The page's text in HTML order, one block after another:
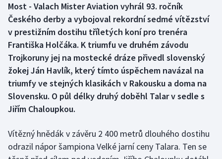
Boby a skeleton
Box
Curling
Dostihy
Florbal
Futsal
Golf
AZ kvíz
Most - Valach Mister Aviation vyhrál 93. ročník
Českého derby a vybojoval rekordní sedmé vítězství
v prestižním dostihu tříletých koní pro trenéra
Františka Holčáka. K triumfu ve druhém závodu
Trojkoruny jej na mostecké dráze přivedl slovenský
žokej Ján Havlík, který tímto úspěchem navázal na
triumfy ve stejných klasikách v Rakousku a doma na
Slovensku. O půl délky druhý doběhl Talar v sedle s
Jiřím Chaloupkou.
Vítězný hnědák v závěru 2 400 metrů dlouhého dostihu
odrazil nápor šampiona Velké jarní ceny Talara. Ten se